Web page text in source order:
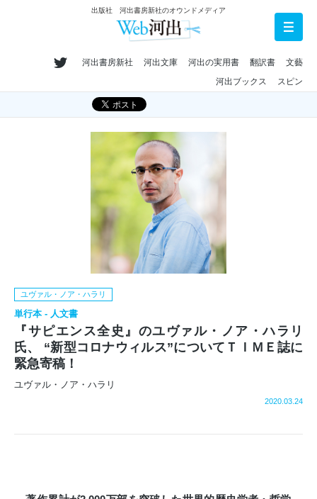
出版社 河出書房新社のオウンドメディア
河出書房新社 河出文庫 河出の実用書 翻訳書
文藝
河出ブックス
スピン
ユヴァル・ノア・ハラリ
単行本 - 人文書
『サピエンス全史』のユヴァル・ノア・ハラリ
氏、 “新型コロナウィルス”についてＴＩＭＥ誌に
緊急寄稿！
ユヴァル・ノア・ハラリ
2020.03.24